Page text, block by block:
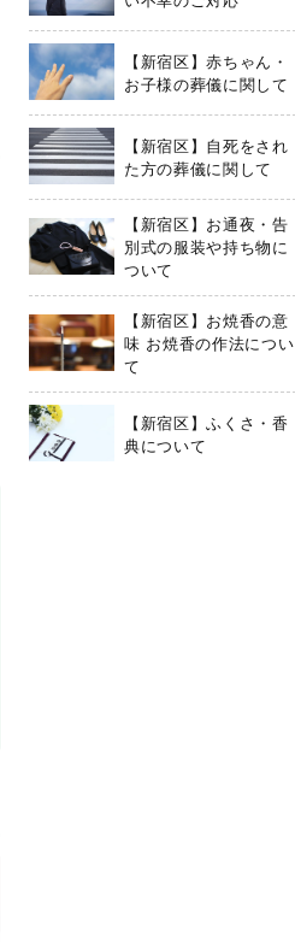
【新宿区】赤ちゃん・
お子様の葬儀に関して
【新宿区】自死をされ
た方の葬儀に関して
【新宿区】お通夜・告
別式の服装や持ち物に
ついて
【新宿区】お焼香の意
味 お焼香の作法につい
て
【新宿区】ふくさ・香
典について